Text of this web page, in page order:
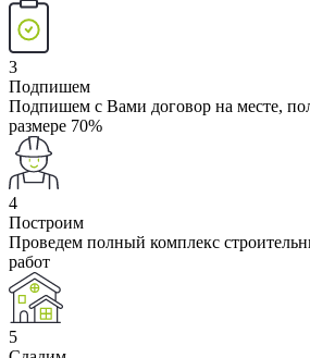
3
Подпишем
Подпишем с Вами договор на месте,
размере 70%
4
Построим
Проведем полный комплекс
работ
5